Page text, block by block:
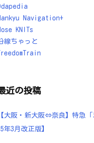
Navigation+
KNITs
線ちゃっと
近の投稿
大阪・新大阪⇔奈良】特急「
年3月改正版】